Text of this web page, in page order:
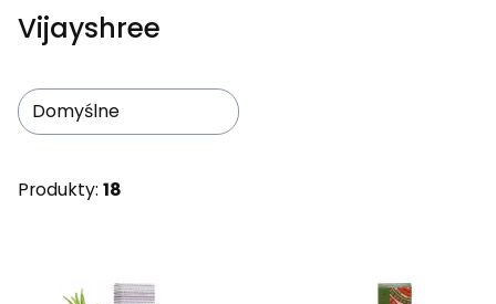
Vijayshree
Domyślne
Produkty: 18